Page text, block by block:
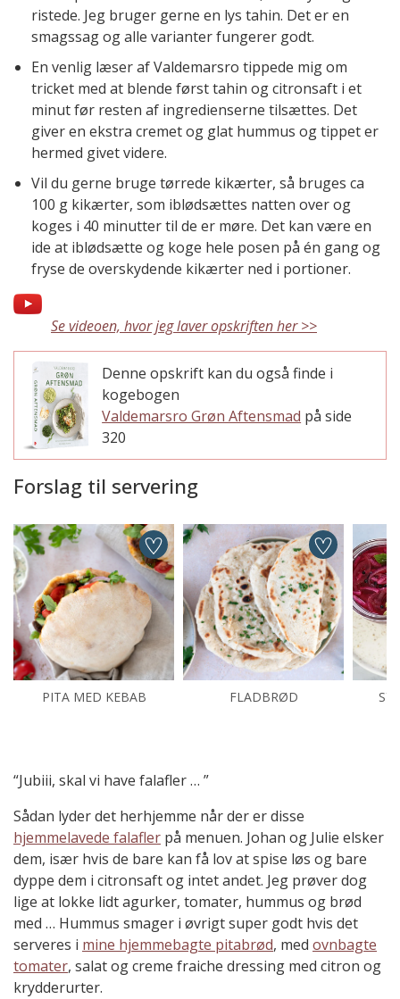
ristede. Jeg bruger gerne en lys tahin. Det er en
smagssag og alle varianter fungerer godt.
En venlig læser af Valdemarsro tippede mig om
tricket med at blende først tahin og citronsaft i et
minut før resten af ingredienserne tilsættes. Det
giver en ekstra cremet og glat hummus og tippet er
hermed givet videre.
Vil du gerne bruge tørrede kikærter, så bruges ca
100 g kikærter, som iblødsættes natten over og
koges i 40 minutter til de er møre. Det kan være en
ide at iblødsætte og koge hele posen på én gang og
fryse de overskydende kikærter ned i portioner.
Se videoen, hvor jeg laver opskriften her >>
Denne opskrift kan du også finde i
kogebogen
Valdemarsro Grøn Aftensmad på side
320
Forslag til servering
PITA MED KEBAB FLADBRØD
“Jubiii, skal vi have falafler … ”
Sådan lyder det herhjemme når der er disse
hjemmelavede falafler på menuen. Johan og Julie elsker
dem, især hvis de bare kan få lov at spise løs og bare
dyppe dem i citronsaft og intet andet. Jeg prøver dog
lige at lokke lidt agurker, tomater, hummus og brød
med … Hummus smager i øvrigt super godt hvis det
serveres i mine hjemmebagte pitabrød, med ovnbagte
tomater, salat og creme fraiche dressing med citron og
krydderurter.